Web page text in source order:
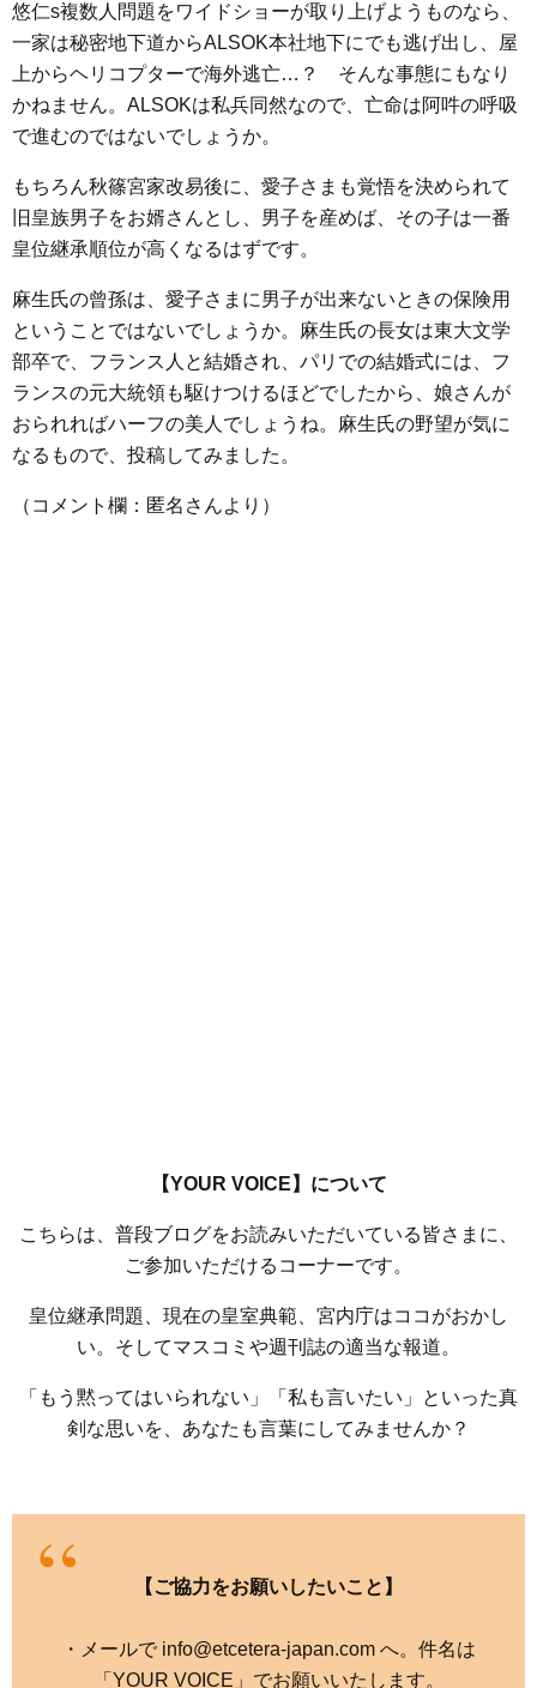
悠仁s複数人問題をワイドショーが取り上げようものなら、
一家は秘密地下道からALSOK本社地下にでも逃げ出し、屋
上からヘリコプターで海外逃亡…？ そんな事態にもなり
かねません。ALSOKは私兵同然なので、亡命は阿吽の呼吸
で進むのではないでしょうか。
もちろん秋篠宮家改易後に、愛子さまも覚悟を決められて
旧皇族男子をお婿さんとし、男子を産めば、その子は一番
皇位継承順位が高くなるはずです。
麻生氏の曾孫は、愛子さまに男子が出来ないときの保険用
ということではないでしょうか。麻生氏の長女は東大文学
部卒で、フランス人と結婚され、パリでの結婚式には、フ
ランスの元大統領も駆けつけるほどでしたから、娘さんが
おられればハーフの美人でしょうね。麻生氏の野望が気に
なるもので、投稿してみました。
（コメント欄：匿名さんより）
【YOUR VOICE】について
こちらは、普段ブログをお読みいただいている皆さまに、
ご参加いただけるコーナーです。
皇位継承問題、現在の皇室典範、宮内庁はココがおかし
い。そしてマスコミや週刊誌の適当な報道。
「もう黙ってはいられない」「私も言いたい」といった真
剣な思いを、あなたも言葉にしてみませんか？
【ご協力をお願いしたいこと】
・メールで info@etcetera-japan.com へ。件名は
「YOUR VOICE」でお願いいたします。